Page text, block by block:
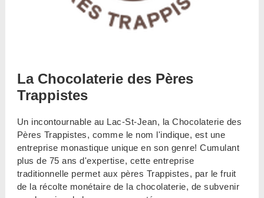
La Chocolaterie des Pères
Trappistes
Un incontournable au Lac-St-Jean, la Chocolaterie des
Pères Trappistes, comme le nom l'indique, est une
entreprise monastique unique en son genre! Cumulant
plus de 75 ans d'expertise, cette entreprise
traditionnelle permet aux pères Trappistes, par le fruit
de la récolte monétaire de la chocolaterie, de subvenir